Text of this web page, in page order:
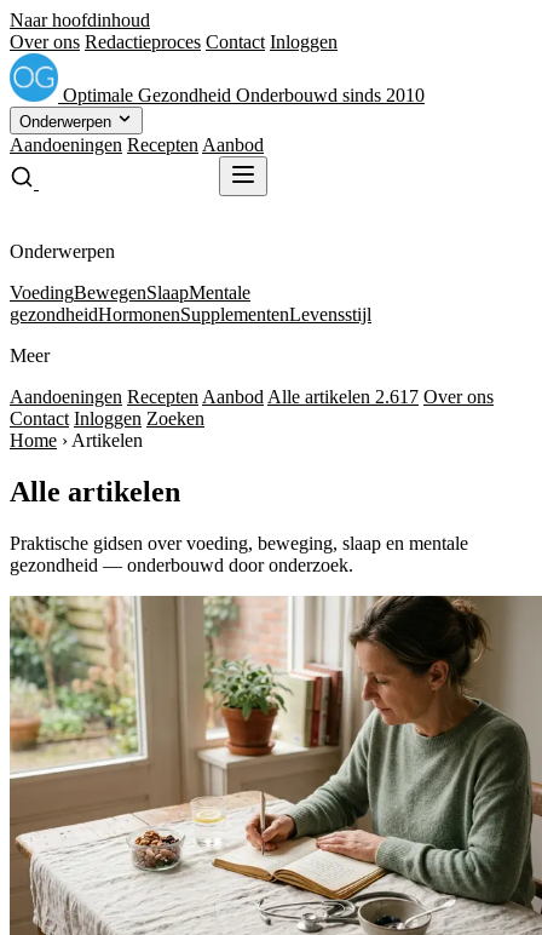
Naar hoofdinhoud
Over ons Redactieproces Contact Inloggen
Optimale Gezondheid Onderbouwd sinds 2010
Onderwerpen
Aandoeningen Recepten Aanbod
Onderwerpen
VoedingBewegenSlaapMentale
gezondheidHormonenSupplementenLevensstijl
Meer
Aandoeningen Recepten Aanbod Alle artikelen 2.617 Over ons
Contact Inloggen Zoeken
Home › Artikelen
Alle artikelen
Praktische gidsen over voeding, beweging, slaap en mentale
gezondheid — onderbouwd door onderzoek.